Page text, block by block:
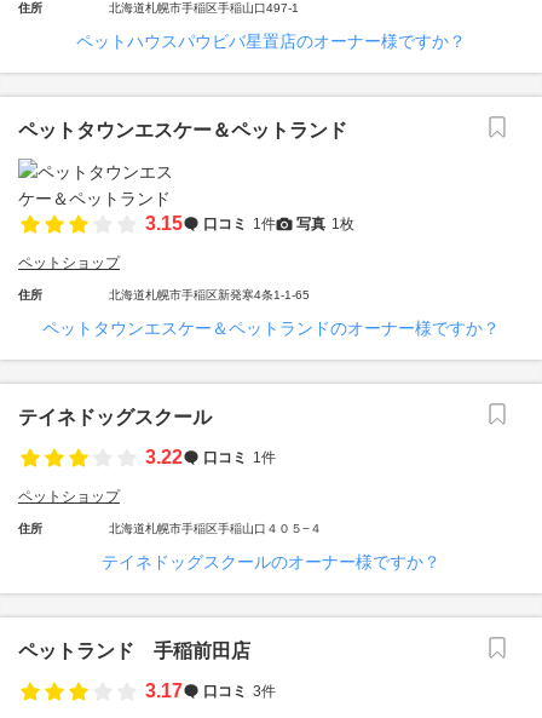
住所 北海道札幌市手稲区手稲山口497-1
ペットハウスパウビバ星置店のオーナー様ですか？
ペットタウンエスケー＆ペットランド
3.15 口コミ 1件 写真 1枚
ペットショップ
住所 北海道札幌市手稲区新発寒4条1-1-65
ペットタウンエスケー＆ペットランドのオーナー様ですか？
テイネドッグスクール
3.22
口コミ 1件
ペットショップ
住所 北海道札幌市手稲区手稲山口４０５−４
テイネドッグスクールのオーナー様ですか？
ペットランド 手稲前田店
3.17
口コミ 3件